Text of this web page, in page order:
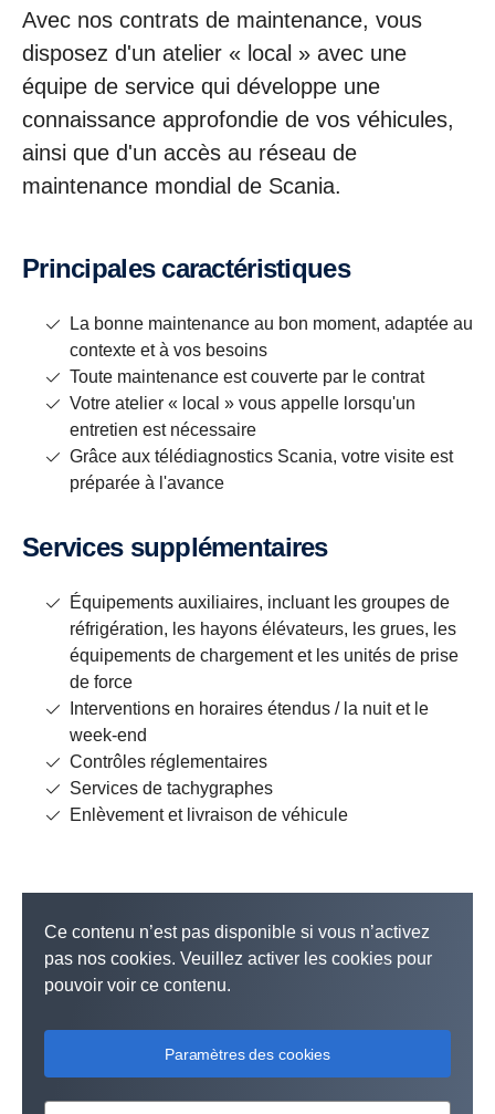
Avec nos contrats de maintenance, vous
disposez d'un atelier « local » avec une
équipe de service qui développe une
connaissance approfondie de vos véhicules,
ainsi que d'un accès au réseau de
maintenance mondial de Scania.
Principales caractéristiques
La bonne maintenance au bon moment, adaptée au
contexte et à vos besoins
Toute maintenance est couverte par le contrat
Votre atelier « local » vous appelle lorsqu'un
entretien est nécessaire
Grâce aux télédiagnostics Scania, votre visite est
préparée à l'avance
Services supplémentaires
Équipements auxiliaires, incluant les groupes de
réfrigération, les hayons élévateurs, les grues, les
équipements de chargement et les unités de prise
de force
Interventions en horaires étendus / la nuit et le
week-end
Contrôles réglementaires
Services de tachygraphes
Enlèvement et livraison de véhicule
Ce contenu n’est pas disponible si vous n’activez
pas nos cookies. Veuillez activer les cookies pour
pouvoir voir ce contenu.
Paramètres des cookies